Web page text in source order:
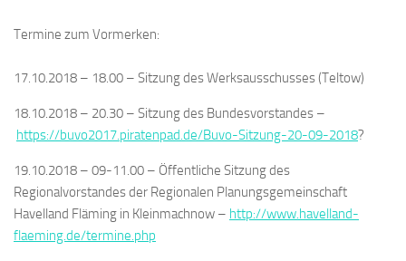
Termine zum Vormerken:
17.10.2018 – 18.00 – Sitzung des Werksausschusses (Teltow)
18.10.2018 – 20.30 – Sitzung des Bundesvorstandes –
https://buvo2017.piratenpad.de/Buvo-Sitzung-20-09-2018?
19.10.2018 – 09-11.00 – Öffentliche Sitzung des
Regionalvorstandes der Regionalen Planungsgemeinschaft
Havelland Fläming in Kleinmachnow – http://www.havelland-
flaeming.de/termine.php